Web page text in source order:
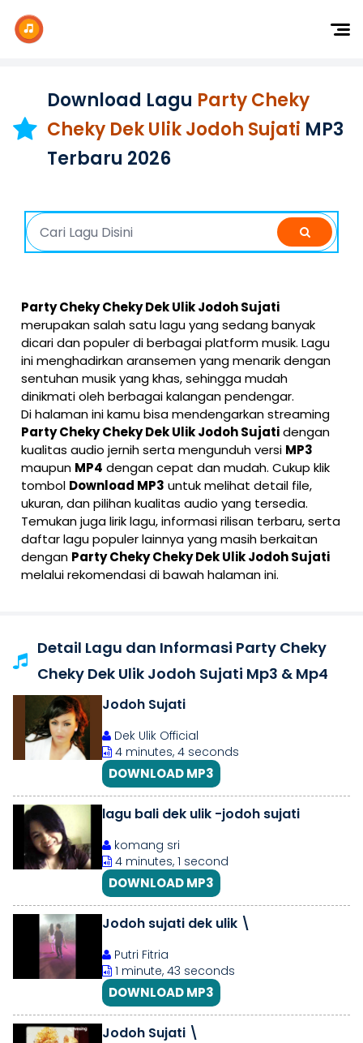
Dangdut
Indonesia
K-Pop
Download Lagu Party Cheky
Cheky Dek Ulik Jodoh Sujati MP3
Terbaru 2026
Party Cheky Cheky Dek Ulik Jodoh Sujati
merupakan salah satu lagu yang sedang banyak
dicari dan populer di berbagai platform musik. Lagu
ini menghadirkan aransemen yang menarik dengan
sentuhan musik yang khas, sehingga mudah
dinikmati oleh berbagai kalangan pendengar.
Di halaman ini kamu bisa mendengarkan streaming
Party Cheky Cheky Dek Ulik Jodoh Sujatidengan
kualitas audio jernih serta mengunduh versi MP3
maupun MP4 dengan cepat dan mudah. Cukup klik
tombol Download MP3 untuk melihat detail file,
ukuran, dan pilihan kualitas audio yang tersedia.
Temukan juga lirik lagu, informasi rilisan terbaru, serta
daftar lagu populer lainnya yang masih berkaitan
dengan Party Cheky Cheky Dek Ulik Jodoh Sujati
melalui rekomendasi di bawah halaman ini.
Detail Lagu dan Informasi Party Cheky
Cheky Dek Ulik Jodoh Sujati Mp3 & Mp4
Jodoh Sujati
Dek Ulik Official
4 minutes, 4 seconds
DOWNLOAD MP3
lagu bali dek ulik -jodoh sujati
komang sri
4 minutes, 1 second
DOWNLOAD MP3
Jodoh sujati dek ulik \
Putri Fitria
1 minute, 43 seconds
DOWNLOAD MP3
Jodoh Sujati \